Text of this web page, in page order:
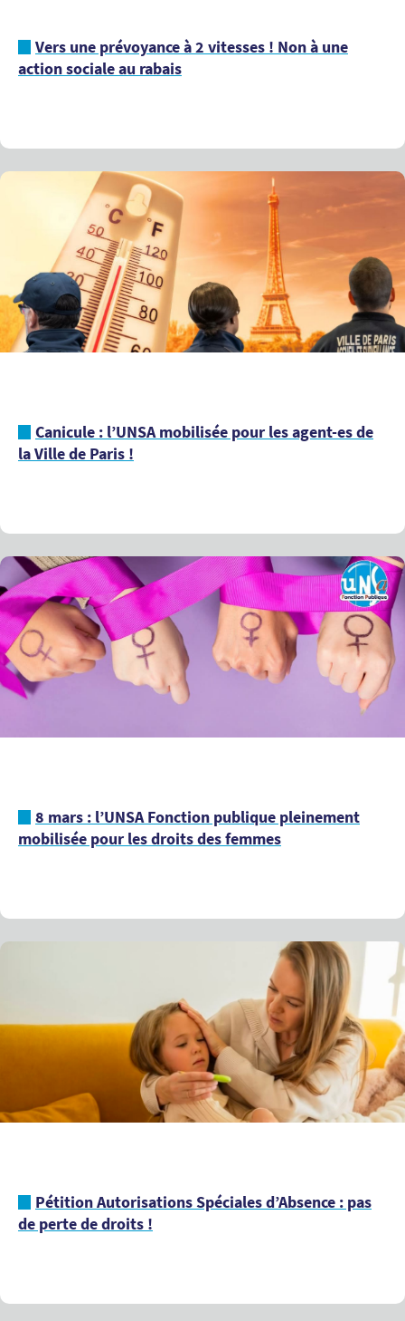
Vers une prévoyance à 2 vitesses ! Non à une
action sociale au rabais
Canicule : l’UNSA mobilisée pour les agent-es de
la Ville de Paris !
8 mars : l’UNSA Fonction publique pleinement
mobilisée pour les droits des femmes
Pétition Autorisations Spéciales d’Absence : pas
de perte de droits !